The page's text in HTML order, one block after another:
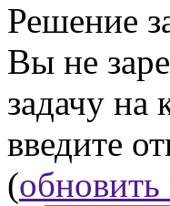
Решение
Вы не
задачу на
введите
(обновить